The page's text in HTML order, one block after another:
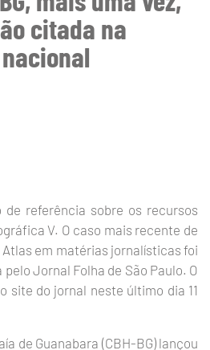
citada na
referência sobre os recursos
V. O caso mais recente de
em matérias jornalísticas foi
Jornal Folha de São Paulo. O
site do jornal neste último dia 11
de Guanabara (CBH-BG) lançou